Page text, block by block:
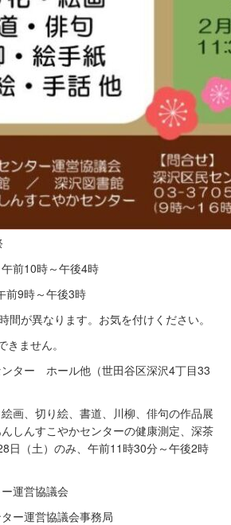
前10時～午後4時
前9時～午後3時
間が異なります。お気を付けください。
ません。
ター ホール他（世田谷区深沢4丁目33
画、切り絵、書道、川柳、俳句の作品展
しんすこやかセンターの健康測定、深茶
日（土）のみ、午前11時30分～午後2時
運営協議会
ー運営協議会事務局